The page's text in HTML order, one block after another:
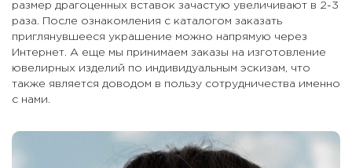
размер драгоценных вставок зачастую увеличивают в 2-3
раза. После ознакомления с каталогом заказать
приглянувшееся украшение можно напрямую через
Интернет. А еще мы принимаем заказы на изготовление
ювелирных изделий по индивидуальным эскизам, что
также является доводом в пользу сотрудничества именно
с нами.